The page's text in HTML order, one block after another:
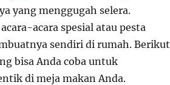
yang menggugah selera.
acara spesial atau pesta
sendiri di rumah. Berikut
bisa Anda coba untuk
di meja makan Anda.